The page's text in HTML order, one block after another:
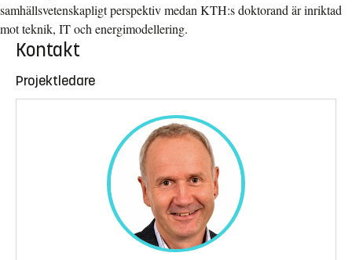
samhällsvetenskapligt perspektiv medan KTH:s doktorand är inriktad
mot teknik, IT och energimodellering.
Kontakt
Projektledare